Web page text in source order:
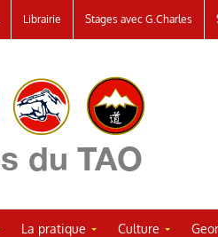
Librairie Stages avec G.Charles
La pratique Culture